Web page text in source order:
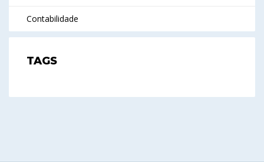
Contabilidade
TAGS